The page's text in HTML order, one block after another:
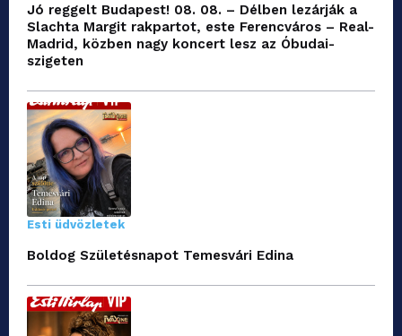
Jó reggelt Budapest! 08. 08. – Délben lezárják a
Slachta Margit rakpartot, este Ferencváros – Real-
Madrid, közben nagy koncert lesz az Óbudai-
szigeten
Esti üdvözletek
Boldog Születésnapot Temesvári Edina